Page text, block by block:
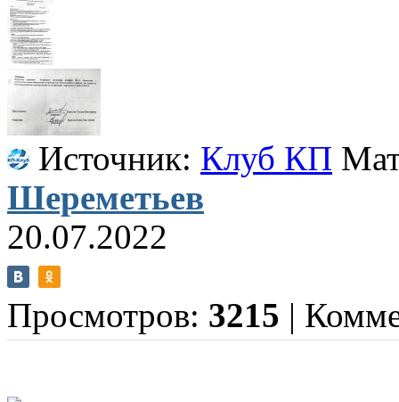
Источник: Клуб КП
Шереметьев
20.07.2022
Просмотров: 3215 |